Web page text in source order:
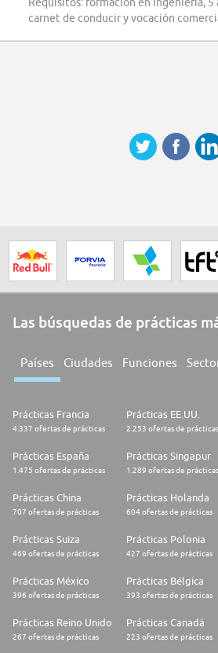
carnet de conducir y vocación
Las búsquedas de prácticas
Países Ciudades Funciones
Prácticas Francia
4.337 ofertas de prácticas
Prácticas EE.UU.
2.253 ofertas de prácticas
Prácticas España
1.475 ofertas de prácticas
Prácticas Singapur
1.289 ofertas de prácticas
Prácticas China
707 ofertas de prácticas
Prácticas Holanda
604 ofertas de prácticas
Prácticas Suiza
469 ofertas de prácticas
Prácticas Polonia
427 ofertas de prácticas
Prácticas México
396 ofertas de prácticas
Prácticas Bélgica
393 ofertas de prácticas
Prácticas Reino Unido
267 ofertas de prácticas
Prácticas Canadá
223 ofertas de prácticas